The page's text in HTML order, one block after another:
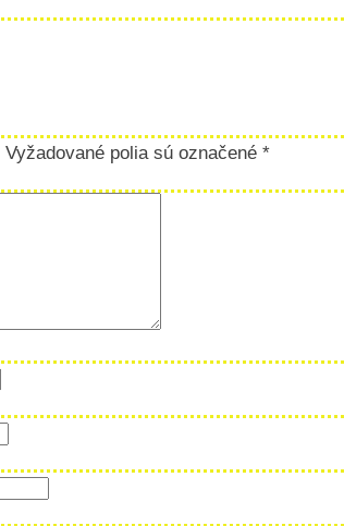
Vyžadované polia sú označené *